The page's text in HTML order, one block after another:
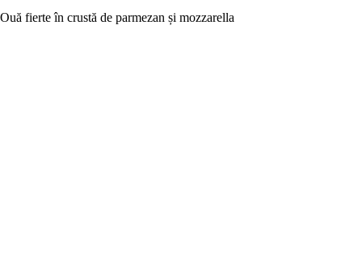
Ouă fierte în crustă de parmezan și mozzarella